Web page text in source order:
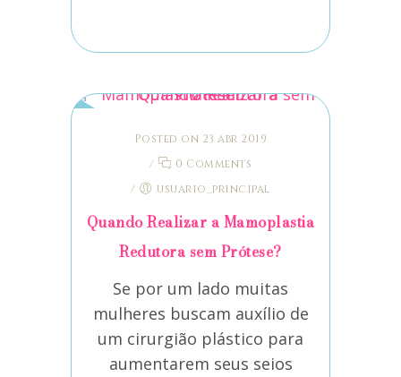
Posted on 23 abr 2019
/
0 Comments
/
usuario_principal
Quando Realizar a Mamoplastia
Redutora sem Prótese?
Se por um lado muitas
mulheres buscam auxílio de
um cirurgião plástico para
aumentarem seus seios